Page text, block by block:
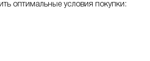
оптимальные условия покупки: